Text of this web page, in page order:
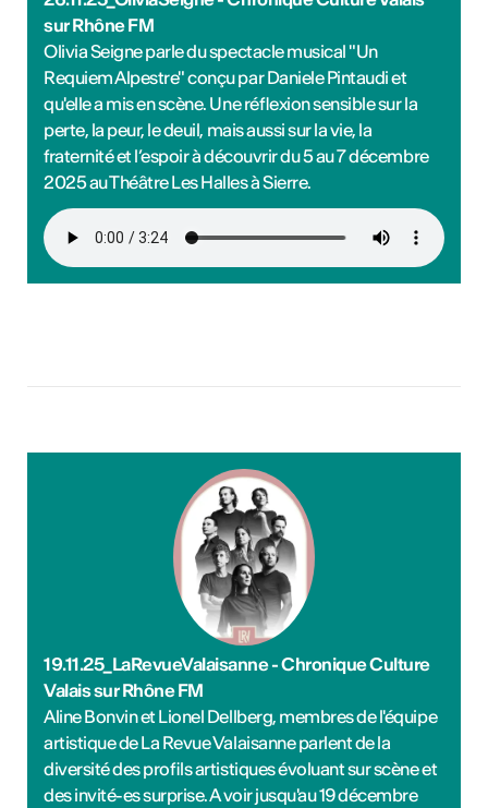
sur Rhône FM
Olivia Seigne parle du spectacle musical "Un
Requiem Alpestre" conçu par Daniele Pintaudi et
qu'elle a mis en scène. Une réflexion sensible sur la
perte, la peur, le deuil, mais aussi sur la vie, la
fraternité et l’espoir à découvrir du 5 au 7 décembre
2025 au Théâtre Les Halles à Sierre.
19.11.25_LaRevueValaisanne - Chronique Culture
Valais sur Rhône FM
Aline Bonvin et Lionel Dellberg, membres de l'équipe
artistique de La Revue Valaisanne parlent de la
diversité des profils artistiques évoluant sur scène et
des invité-es surprise. A voir jusqu'au 19 décembre